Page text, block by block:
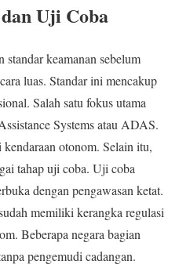
Uji Coba
standar keamanan sebelum
luas. Standar ini mencakup
Salah satu fokus utama
Systems atau ADAS.
otonom. Selain itu,
tahap uji coba. Uji coba
dengan pengawasan ketat.
memiliki kerangka regulasi
Beberapa negara bagian
pengemudi cadangan.